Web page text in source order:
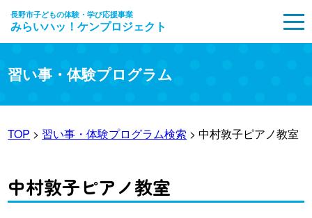
長野市子どもの体験・学び応援事業
みらいハッ！ケンプロジェクト
習い事・体験プログラム
TOP > 習い事・体験プログラム検索 > 中村敦子ピアノ教室
中村敦子ピアノ教室